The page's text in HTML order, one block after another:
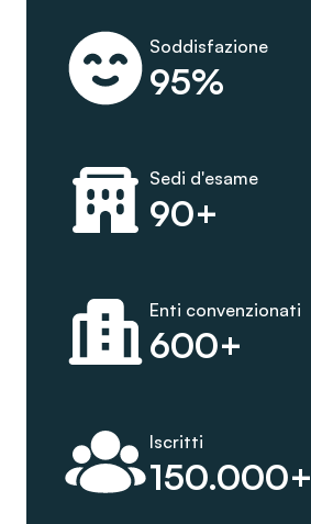
95%
Soddisfazione
90+
Sedi d'esame
600+
Enti convenzionati
150.000+
Iscritti